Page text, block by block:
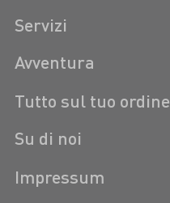
Servizi
Avventura
Tutto sul tuo ordine
Su di noi
Impressum